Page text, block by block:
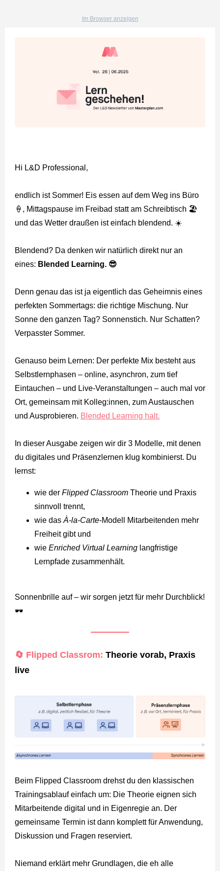
Im Browser anzeigen
Hi L&D Professional,
endlich ist Sommer! Eis essen auf dem Weg ins Büro
🍦, Mittagspause im Freibad statt am Schreibtisch 🏖️
und das Wetter draußen ist einfach blendend. ☀️
Blendend? Da denken wir natürlich direkt nur an
eines: Blended Learning. 😎
Denn genau das ist ja eigentlich das Geheimnis eines
perfekten Sommertags: die richtige Mischung. Nur
Sonne den ganzen Tag? Sonnenstich. Nur Schatten?
Verpasster Sommer.
Genauso beim Lernen: Der perfekte Mix besteht aus
Selbstlernphasen – online, asynchron, zum tief
Eintauchen – und Live-Veranstaltungen – auch mal vor
Ort, gemeinsam mit Kolleg:innen, zum Austauschen
und Ausprobieren. Blended Learning halt.
In dieser Ausgabe zeigen wir dir 3 Modelle, mit denen
du digitales und Präsenzlernen klug kombinierst. Du
lernst:
wie der Flipped Classroom Theorie und Praxis
sinnvoll trennt,
wie das À-la-Carte-Modell Mitarbeitenden mehr
Freiheit gibt und
wie Enriched Virtual Learning langfristige
Lernpfade zusammenhält.
Sonnenbrille auf – wir sorgen jetzt für mehr Durchblick!
🕶️
🔄 Flipped Classrom: Theorie vorab, Praxis
live
Beim Flipped Classroom drehst du den klassischen
Trainingsablauf einfach um: Die Theorie eignen sich
Mitarbeitende digital und in Eigenregie an. Der
gemeinsame Termin ist dann komplett für Anwendung,
Diskussion und Fragen reserviert.
Niemand erklärt mehr Grundlagen, die eh alle